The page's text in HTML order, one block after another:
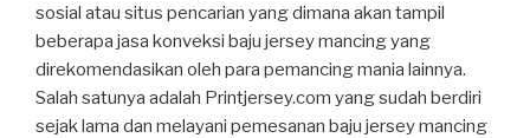
sosial atau situs pencarian yang dimana akan tampil
beberapa jasa konveksi baju jersey mancing yang
direkomendasikan oleh para pemancing mania lainnya.
Salah satunya adalah Printjersey.com yang sudah berdiri
sejak lama dan melayani pemesanan baju jersey mancing